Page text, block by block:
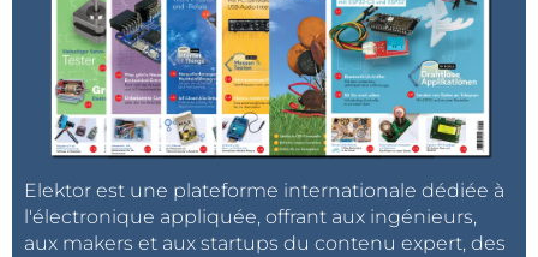
Elektor est une plateforme internationale dédiée à
l'électronique appliquée, offrant aux ingénieurs,
aux makers et aux startups du contenu expert, des